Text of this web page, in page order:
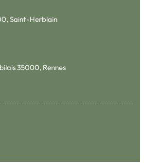
Saint-Herblain
35000, Rennes